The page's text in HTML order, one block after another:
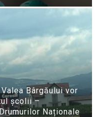
Bârgăului vor
școlii –
Naționale